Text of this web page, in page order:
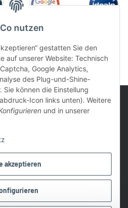
akzeptieren
nutzen
gestatten Sie den
auf unserer Website: Technisch
Google Analytics,
des Plug-und-Shine-
Sie können die Einstellung
Icon links unten). Weitere
und in unserer
Preisempfehlung des Herstellers für
99 € innerhalb Deutschlands
dass es es sich um echte